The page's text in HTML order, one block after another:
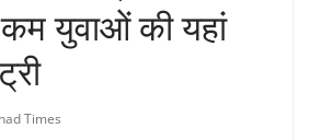
युवाओं की यहां
Times